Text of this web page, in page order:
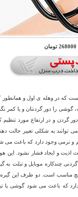
268000 تومان
است که در وهله ی اول و
را دور گردنتان و یا کمر
گردن و در ارتفاع مورد تنظیم
به شکلی تغییر حالت
نرمی وجود دارد که باعث می
و ایجاد فشار نشود. این
نگهدارنده گردنی چندکاره
قرار می گیرد و برای نگهداری گوشی و تبلت از سایز 4 تا